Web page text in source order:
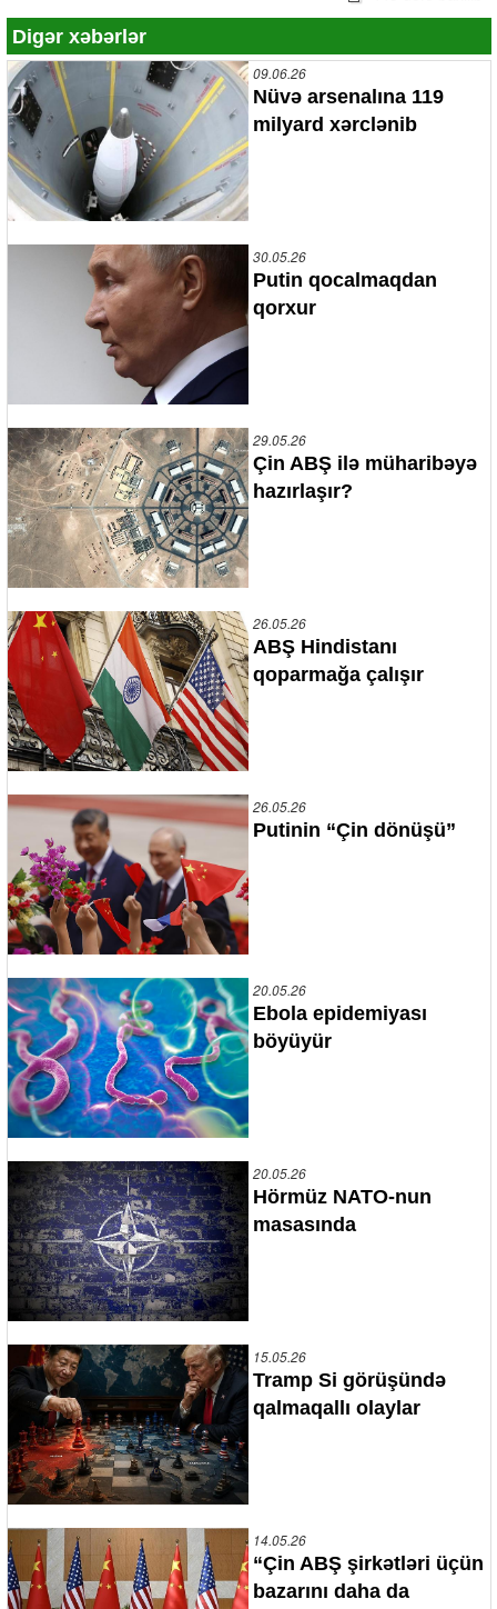
Digər xəbərlər
09.06.26
Nüvə arsenalına 119
milyard xərclənib
30.05.26
Putin qocalmaqdan
qorxur
29.05.26
Çin ABŞ ilə müharibəyə
hazırlaşır?
26.05.26
ABŞ Hindistanı
qoparmağa çalışır
26.05.26
Putinin “Çin dönüşü”
20.05.26
Ebola epidemiyası
böyüyür
20.05.26
Hörmüz NATO-nun
masasında
15.05.26
Tramp Si görüşündə
qalmaqallı olaylar
14.05.26
“Çin ABŞ şirkətləri üçün
bazarını daha da